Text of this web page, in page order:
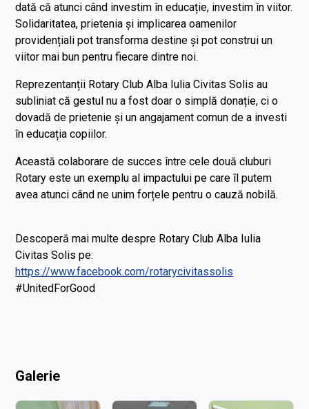
dată că atunci când investim în educație, investim în viitor.
Solidaritatea, prietenia și implicarea oamenilor
providențiali pot transforma destine și pot construi un
viitor mai bun pentru fiecare dintre noi.
Reprezentanții Rotary Club Alba Iulia Civitas Solis au
subliniat că gestul nu a fost doar o simplă donație, ci o
dovadă de prietenie și un angajament comun de a investi
în educația copiilor.
Această colaborare de succes între cele două cluburi
Rotary este un exemplu al impactului pe care îl putem
avea atunci când ne unim forțele pentru o cauză nobilă.
Descoperă mai multe despre Rotary Club Alba Iulia
Civitas Solis pe:
https://www.facebook.com/rotarycivitassolis
#UnitedForGood
Galerie